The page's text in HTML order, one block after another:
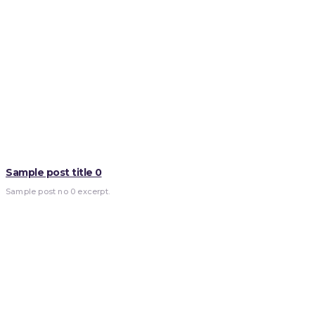
Sample post title 0
Sample post no 0 excerpt.